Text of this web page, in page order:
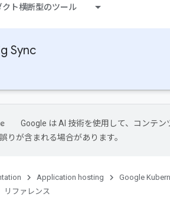
クト横断型のツール
Sync
Google は AI 技術を使用して、コンテ
りが含まれる場合があります。
Application hosting
Google
リファレンス